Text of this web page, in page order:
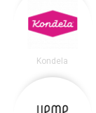
Kondela